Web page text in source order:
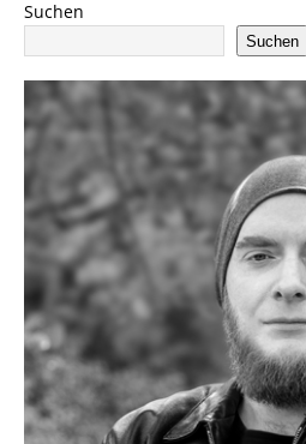
Suchen
Suchen